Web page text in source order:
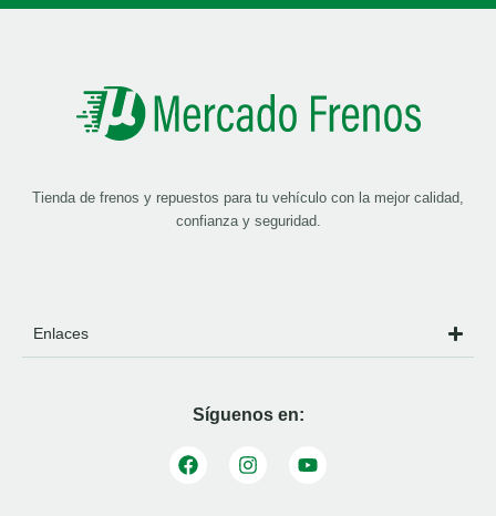
Tienda de frenos y repuestos para tu vehículo con la mejor calidad,
confianza y seguridad.
Enlaces
Síguenos en: